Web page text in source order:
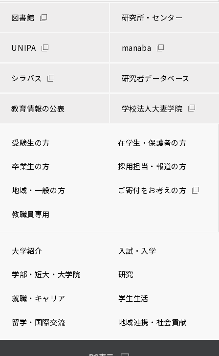
図書館 研究所・センター
UNIPA manaba
シラバス 研究者データベース
教育情報の公表 学校法人大妻学院
受験生の方 在学生・保護者の方
卒業生の方 採用担当・報道の方
地域・一般の方 ご寄付をお考えの方
教職員専用
大学紹介 入試・入学
学部・短大・大学院 研究
就職・キャリア 学生生活
留学・国際交流 地域連携・社会貢献